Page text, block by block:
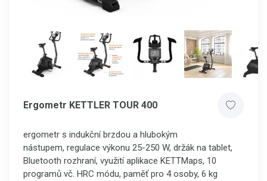
Ergometr KETTLER TOUR 400
ergometr s indukční brzdou a hlubokým
nástupem, regulace výkonu 25-250 W, držák na tablet,
Bluetooth rozhraní, využití aplikace KETTMaps, 10
programů vč. HRC módu, paměť pro 4 osoby, 6 kg